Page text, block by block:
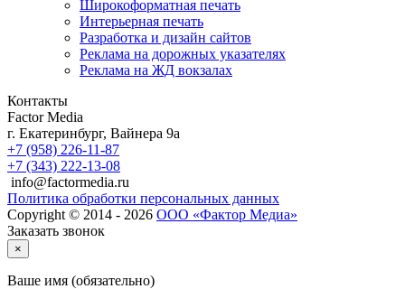
Широкоформатная печать
Интерьерная печать
Разработка и дизайн сайтов
Реклама на дорожных указателях
Реклама на ЖД вокзалах
Контакты
Factor Media
г. Екатеринбург, Вайнера 9а
+7 (958) 226-11-87
+7 (343) 222-13-08
info@factormedia.ru
Политика обработки персональных данных
Copyright © 2014 - 2026 ООО «Фактор Медиа»
Заказать звонок
×
Ваше имя (обязательно)